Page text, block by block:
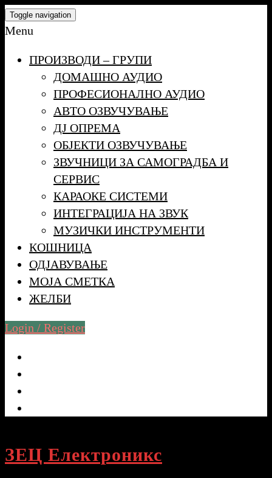
Skip
to
content
Toggle navigation
Menu
ПРОИЗВОДИ – ГРУПИ
ДОМАШНО АУДИО
ПРОФЕСИОНАЛНО АУДИО
АВТО ОЗВУЧУВАЊЕ
ДЈ ОПРЕМА
ОБЈЕКТИ ОЗВУЧУВАЊЕ
ЗВУЧНИЦИ ЗА САМОГРАДБА И
СЕРВИС
КАРАОКЕ СИСТЕМИ
ИНТЕГРАЦИЈА НА ЗВУК
МУЗИЧКИ ИНСТРУМЕНТИ
КОШНИЦА
ОДЈАВУВАЊЕ
МОЈА СМЕТКА
ЖЕЛБИ
Login / Register
ЗЕЦ Електроникс